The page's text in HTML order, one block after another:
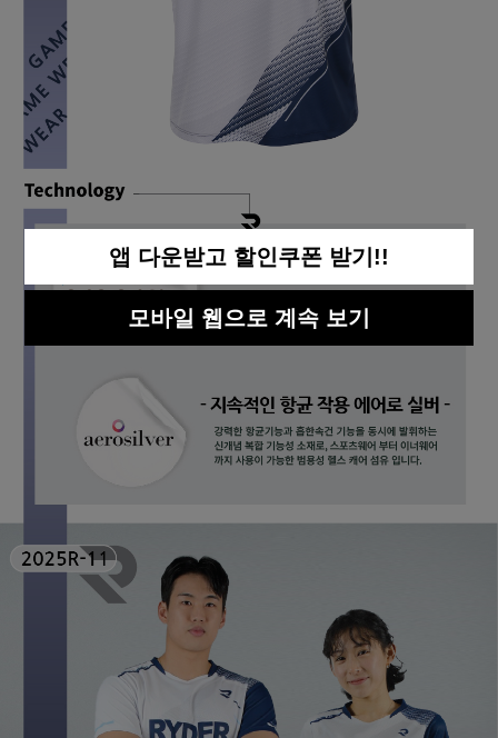
앱 다운받고 할인쿠폰 받기!!
모바일 웹으로 계속 보기